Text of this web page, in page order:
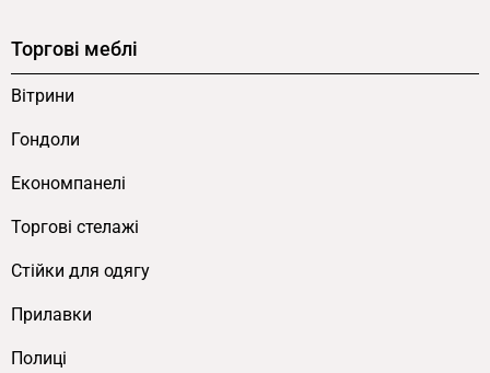
Торгові меблі
Вітрини
Гондоли
Економпанелі
Торгові стелажі
Cтійки для одягу
Прилавки
Полиці